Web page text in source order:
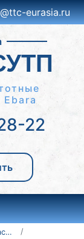
eurasia.ru
22
Преобразователи частоты Vacon